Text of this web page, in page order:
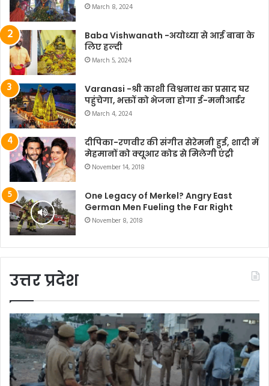
March 8, 2024
Baba Vishwanath -अयोध्या से आई बाबा के
लिए हल्दी
March 5, 2024
Varanasi -श्री काशी विश्वनाथ का प्रसाद घर
पहुंचेगा, भक्तों को भेजना होगा ई-मनीआर्डर
March 4, 2024
दीपिका-रणवीर की संगीत सेरेमनी हुई, शादी में
मेहमानों को क्यूआर कोड से मिलेगी एंट्री
November 14, 2018
One Legacy of Merkel? Angry East
German Men Fueling the Far Right
November 8, 2018
उत्तर प्रदेश